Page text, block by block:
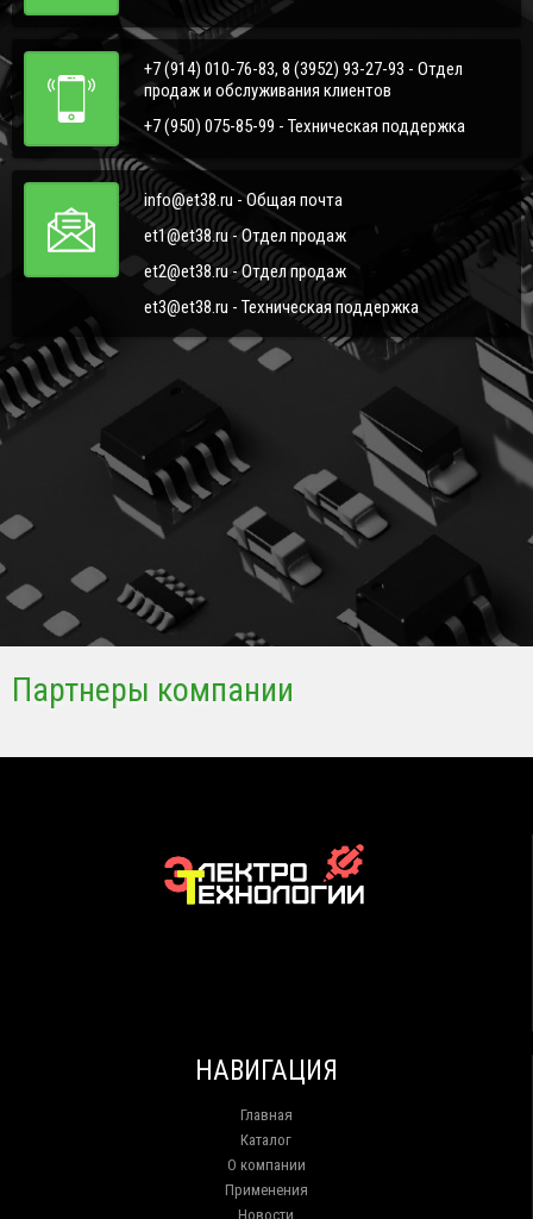
+7 (914) 010-76-83, 8 (3952) 93-27-93 - Отдел
продаж и обслуживания клиентов
+7 (950) 075-85-99 - Техническая поддержка
info@et38.ru - Общая почта
et1@et38.ru - Отдел продаж
et2@et38.ru - Отдел продаж
et3@et38.ru - Техническая поддержка
Партнеры компании
НАВИГАЦИЯ
Главная
Каталог
О компании
Применения
Новости